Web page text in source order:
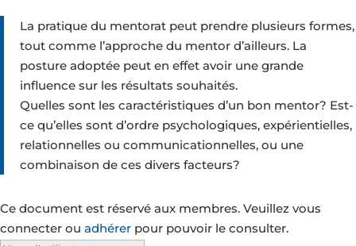
La pratique du mentorat peut prendre plusieurs formes,
tout comme l’approche du mentor d’ailleurs. La
posture adoptée peut en effet avoir une grande
influence sur les résultats souhaités.
Quelles sont les caractéristiques d’un bon mentor? Est-
ce qu’elles sont d’ordre psychologiques, expérientielles,
relationnelles ou communicationnelles, ou une
combinaison de ces divers facteurs?
Ce document est réservé aux membres. Veuillez vous
connecter ou adhérer pour pouvoir le consulter.